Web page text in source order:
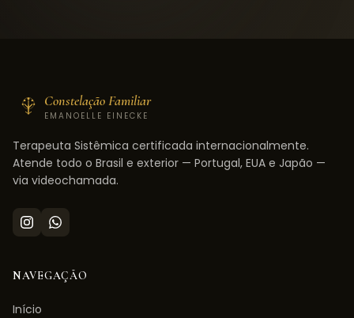
Constelação Familiar
EMANOELLE EINECKE
Terapeuta Sistêmica certificada internacionalmente.
Atende todo o Brasil e exterior — Portugal, EUA e Japão —
via videochamada.
NAVEGAÇÃO
Início